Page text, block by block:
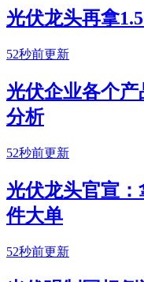
光伏龙头再拿
52秒前更新
光伏企业各个
分析
52秒前更新
光伏龙头官宣：
件大单
52秒前更新